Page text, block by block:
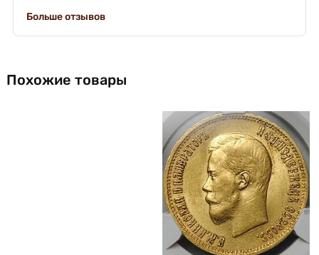
Больше отзывов
Похожие товары